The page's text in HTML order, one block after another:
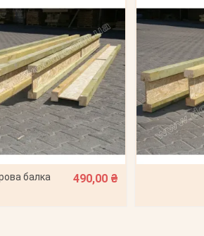
балка
490,00 ₴